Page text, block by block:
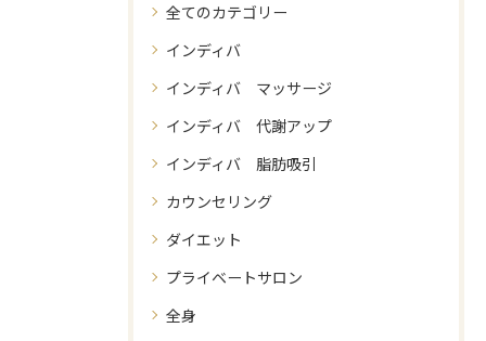
全てのカテゴリー
インディバ
インディバ マッサージ
インディバ 代謝アップ
インディバ 脂肪吸引
カウンセリング
ダイエット
プライベートサロン
全身